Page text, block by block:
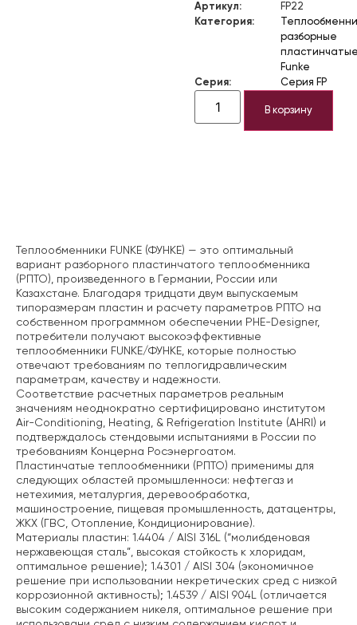
Артикул:
FP22
Категория:
разборные
Funke
Серия:
Серия FP
В корзину
Теплообменники FUNKE (ФУНКЕ) — это оптимальный
вариант разборного пластинчатого теплообменника
(РПТО), произведенного в Германии, России или
Казахстане. Благодаря тридцати двум выпускаемым
типоразмерам пластин и расчету параметров РПТО на
собственном программном обеспечении PHE-Designer,
потребители получают высокоэффективные
теплообменники FUNKE/ФУНКЕ, которые полностью
отвечают требованиям по теплогидравлическим
параметрам, качеству и надежности.
Соответствие расчетных параметров реальным
значениям неоднократно сертифицировано институтом
Air-Conditioning, Heating, & Refrigeration Institute (AHRI) и
подтверждалось стендовыми испытаниями в России по
требованиям Концерна Росэнергоатом.
Пластинчатые теплообменники (РПТО) применимы для
следующих областей промышленноси: нефтегаз и
нетехимия, металургия, деревообработка,
машиностроение, пищевая промышленность, датацентры,
ЖКХ (ГВС, Отопление, Кондиционирование).
Материалы пластин: 1.4404 / AISI 316L (“молибденовая
нержавеющая сталь”, высокая стойкость к хлоридам,
оптимальное решение); 1.4301 / AISI 304 (экономичное
решение при использовании некретических сред с низкой
коррозионной активность); 1.4539 / AISI 904L (отличается
высоким содержанием никеля, оптимальное решение при